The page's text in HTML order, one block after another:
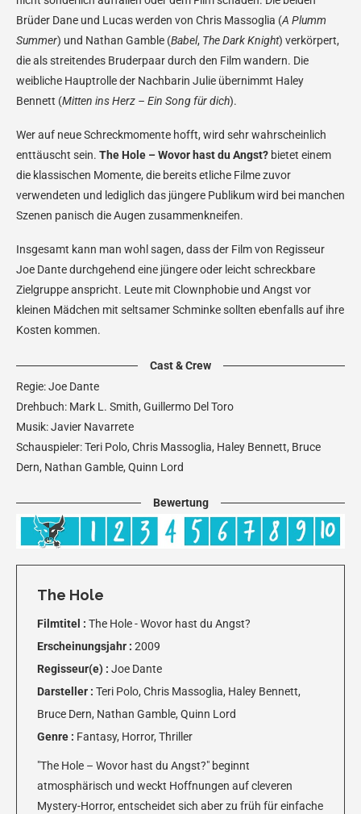
Brüder Dane und Lucas werden von Chris Massoglia (A Plumm
Summer) und Nathan Gamble (Babel, The Dark Knight) verkörpert,
die als streitendes Bruderpaar durch den Film wandern. Die
weibliche Hauptrolle der Nachbarin Julie übernimmt Haley
Bennett (Mitten ins Herz – Ein Song für dich).
Wer auf neue Schreckmomente hofft, wird sehr wahrscheinlich
enttäuscht sein. The Hole – Wovor hast du Angst? bietet einem
die klassischen Momente, die bereits etliche Filme zuvor
verwendeten und lediglich das jüngere Publikum wird bei manchen
Szenen panisch die Augen zusammenkneifen.
Insgesamt kann man wohl sagen, dass der Film von Regisseur
Joe Dante durchgehend eine jüngere oder leicht schreckbare
Zielgruppe anspricht. Leute mit Clownphobie und Angst vor
kleinen Mädchen mit seltsamer Schminke sollten ebenfalls auf ihre
Kosten kommen.
Cast & Crew
Regie: Joe Dante
Drehbuch: Mark L. Smith, Guillermo Del Toro
Musik: Javier Navarrete
Schauspieler: Teri Polo, Chris Massoglia, Haley Bennett, Bruce
Dern, Nathan Gamble, Quinn Lord
Bewertung
The Hole
Filmtitel : The Hole - Wovor hast du Angst?
Erscheinungsjahr : 2009
Regisseur(e) : Joe Dante
Darsteller : Teri Polo, Chris Massoglia, Haley Bennett,
Bruce Dern, Nathan Gamble, Quinn Lord
Genre : Fantasy, Horror, Thriller
"The Hole – Wovor hast du Angst?" beginnt
atmosphärisch und weckt Hoffnungen auf cleveren
Mystery-Horror, entscheidet sich aber zu früh für einfache